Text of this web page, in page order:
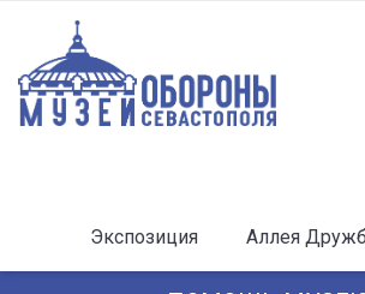
Экспозиция Аллея